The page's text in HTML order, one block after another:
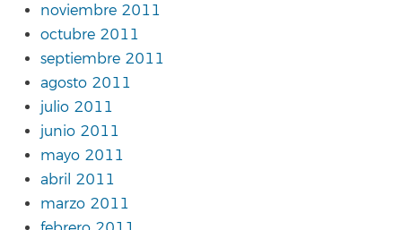
noviembre 2011
octubre 2011
septiembre 2011
agosto 2011
julio 2011
junio 2011
mayo 2011
abril 2011
marzo 2011